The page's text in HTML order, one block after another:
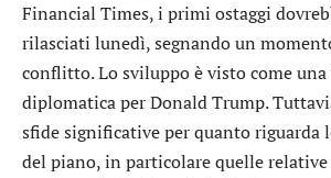
Financial Times, i primi ostaggi
rilasciati lunedì, segnando un
conflitto. Lo sviluppo è visto come
diplomatica per Donald Trump.
sfide significative per quanto riguarda
del piano, in particolare quelle